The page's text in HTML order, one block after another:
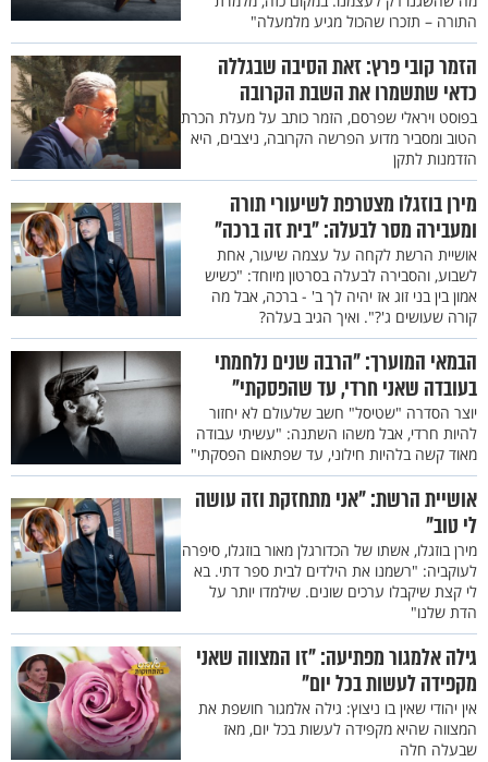
התורה – תזכרו שהכול מגיע מלמעלה"
הזמר קובי פרץ: זאת הסיבה שבגללה
כדאי שתשמרו את השבת הקרובה
בפוסט ויראלי שפרסם, הזמר כותב על מעלת הכרת
הטוב ומסביר מדוע הפרשה הקרובה, ניצבים, היא
הזדמנות לתקן
מירן בוזגלו מצטרפת לשיעורי תורה
ומעבירה מסר לבעלה: "בית זה ברכה"
אושיית הרשת לקחה על עצמה שיעור, אחת
לשבוע, והסבירה לבעלה בסרטון מיוחד: "כשיש
אמון בין בני זוג אז יהיה לך ב' - ברכה, אבל מה
קורה שעושים ג'?". ואיך הגיב בעלה?
הבמאי המוערך: "הרבה שנים נלחמתי
בעובדה שאני חרדי, עד שהפסקתי"
יוצר הסדרה "שטיסל" חשב שלעולם לא יחזור
להיות חרדי, אבל משהו השתנה: "עשיתי עבודה
מאוד קשה בלהיות חילוני, עד שפתאום הפסקתי"
אושיית הרשת: "אני מתחזקת וזה עושה
לי טוב"
מירן בוזגלו, אשתו של הכדורגלן מאור בוזגלו, סיפרה
לעוקביה: "רשמנו את הילדים לבית ספר דתי. בא
לי קצת שיקבלו ערכים שונים. שילמדו יותר על
הדת שלנו"
גילה אלמגור מפתיעה: "זו המצווה שאני
מקפידה לעשות בכל יום"
אין יהודי שאין בו ניצוץ: גילה אלמגור חושפת את
המצווה שהיא מקפידה לעשות בכל יום, מאז
שבעלה חלה